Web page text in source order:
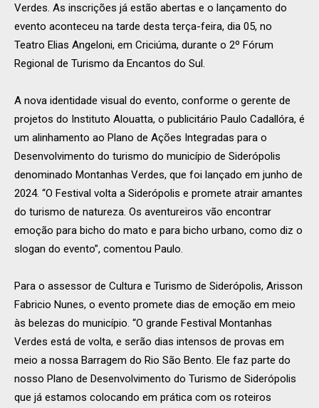
Verdes. As inscrições já estão abertas e o lançamento do
evento aconteceu na tarde desta terça-feira, dia 05, no
Teatro Elias Angeloni, em Criciúma, durante o 2º Fórum
Regional de Turismo da Encantos do Sul.
A nova identidade visual do evento, conforme o gerente de
projetos do Instituto Alouatta, o publicitário Paulo Cadallóra, é
um alinhamento ao Plano de Ações Integradas para o
Desenvolvimento do turismo do município de Siderópolis
denominado Montanhas Verdes, que foi lançado em junho de
2024. “O Festival volta a Siderópolis e promete atrair amantes
do turismo de natureza. Os aventureiros vão encontrar
emoção para bicho do mato e para bicho urbano, como diz o
slogan do evento”, comentou Paulo.
Para o assessor de Cultura e Turismo de Siderópolis, Arisson
Fabricio Nunes, o evento promete dias de emoção em meio
às belezas do município. “O grande Festival Montanhas
Verdes está de volta, e serão dias intensos de provas em
meio a nossa Barragem do Rio São Bento. Ele faz parte do
nosso Plano de Desenvolvimento do Turismo de Siderópolis
que já estamos colocando em prática com os roteiros